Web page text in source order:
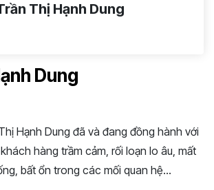
Thị Hạnh Dung
Dung
Hạnh Dung đã và đang đồng hành với
hàng trầm cảm, rối loạn lo âu, mất
bất ổn trong các mối quan hệ…